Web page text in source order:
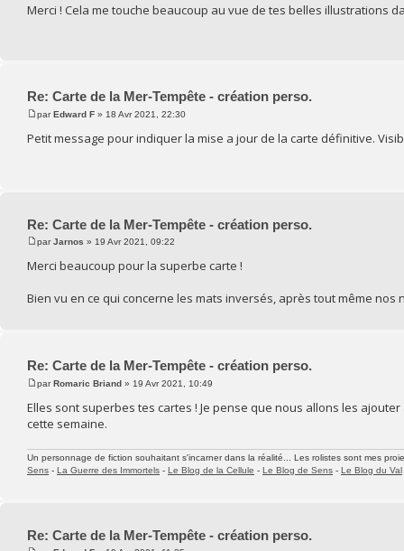
Merci ! Cela me touche beaucoup au vue de tes belles illustrations
Re: Carte de la Mer-Tempête - création perso.
parEdward F » 18 Avr 2021, 22:30
Petit message pour indiquer la mise a jour de la carte définitive.
Re: Carte de la Mer-Tempête - création perso.
parJarnos » 19 Avr 2021, 09:22
Merci beaucoup pour la superbe carte !
Bien vu en ce qui concerne les mats inversés, après tout même
Re: Carte de la Mer-Tempête - création perso.
parRomaric Briand » 19 Avr 2021, 10:49
Elles sont superbes tes cartes ! Je pense que nous allons les
cette semaine.
Un personnage de fiction souhaitant s'incarner dans la réalité... Les rolistes sont mes
Sens - La Guerre des Immortels - Le Blog de la Cellule - Le Blog de Sens - Le Blog du Val
Re: Carte de la Mer-Tempête - création perso.